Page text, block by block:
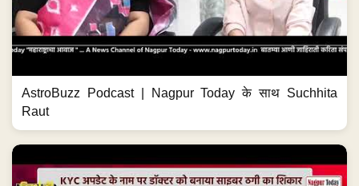
AstroBuzz Podcast | Nagpur Today के साथ Suchhita
Raut